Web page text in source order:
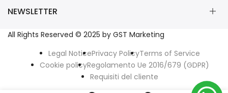
Collabora con Noi
Resi o Cambi
Come Si Ordina?
Guida alle Taglie
Pagamenti in 3 Rate Paypal
Forme di pagamento
Traccia il tuo pacco
NEWSLETTER
Iscriviti alla nostra Newsletter e ricevi subito uno sconto
ISCRIVITI
All Rights Reserved © 2025 by GST Marketing
Legal NoticePrivacy PolicyTerms of Service
Cookie policyRegolamento Ue 2016/679 (GDPR)
Requisiti del cliente